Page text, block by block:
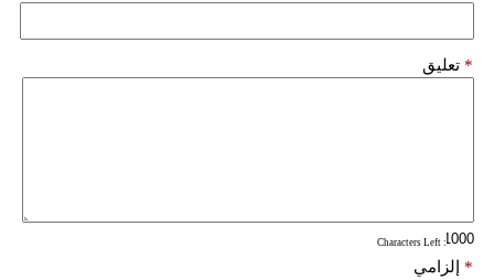
تعليق *
: Characters Left
إلزامي *